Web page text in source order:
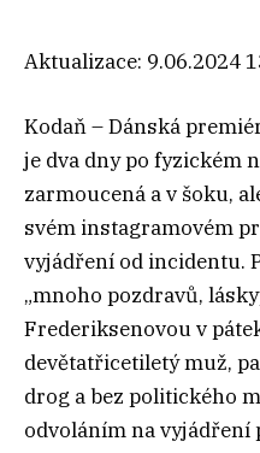
Aktualizace: 9.06.2024
Kodaň – Dánská
je dva dny po fyzickém
zarmoucená a v šoku,
svém instagramovém
vyjádření od incidentu.
„mnoho pozdravů,
Frederiksenovou v
devětatřicetiletý muž,
drog a bez politického
odvoláním na vyjádření